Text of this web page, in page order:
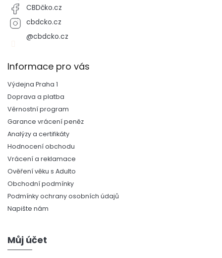
CBDčko.cz
cbdcko.cz
@cbdcko.cz
Informace pro vás
Výdejna Praha 1
Doprava a platba
Věrnostní program
Garance vrácení peněz
Analýzy a certifikáty
Hodnocení obchodu
Vrácení a reklamace
Ověření věku s Adulto
Obchodní podmínky
Podmínky ochrany osobních údajů
Napište nám
Můj účet